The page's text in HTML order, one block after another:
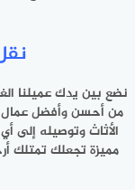
نضع بين يدك عميلنا
من أحسن وأفضل
الأثاث وتوصيله إلى
مميزة تجعلك تمتلك